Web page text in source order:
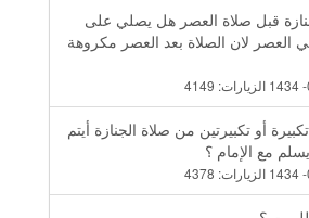
قبل صلاة العصر هل يصلي على
العصر لان الصلاة بعد العصر مكروهة
الزيارات: 4149
أو تكبيرتين من صلاة الجنازة أيتم
مع الإمام ؟
الزيارات: 4378